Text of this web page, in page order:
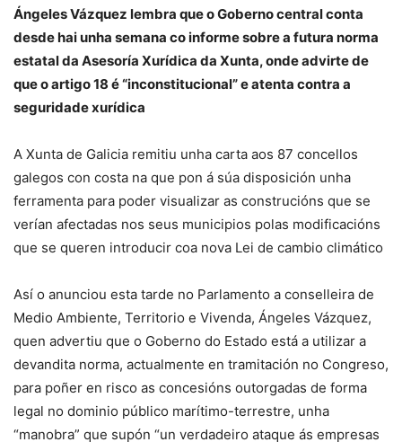
Ángeles Vázquez lembra que o Goberno central conta
desde hai unha semana co informe sobre a futura norma
estatal da Asesoría Xurídica da Xunta, onde advirte de
que o artigo 18 é “inconstitucional” e atenta contra a
seguridade xurídica
A Xunta de Galicia remitiu unha carta aos 87 concellos
galegos con costa na que pon á súa disposición unha
ferramenta para poder visualizar as construcións que se
verían afectadas nos seus municipios polas modificacións
que se queren introducir coa nova Lei de cambio climático
Así o anunciou esta tarde no Parlamento a conselleira de
Medio Ambiente, Territorio e Vivenda, Ángeles Vázquez,
quen advertiu que o Goberno do Estado está a utilizar a
devandita norma, actualmente en tramitación no Congreso,
para poñer en risco as concesións outorgadas de forma
legal no dominio público marítimo-terrestre, unha
“manobra” que supón “un verdadeiro ataque ás empresas